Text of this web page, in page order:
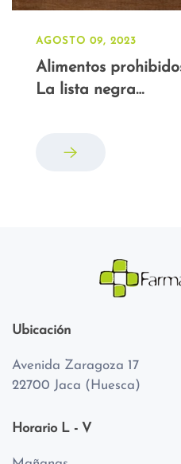
AGOSTO 09, 2023
Alimentos
La lista negra…
Ubicación
Avenida Zaragoza 17
22700 Jaca (Huesca)
Horario L - V